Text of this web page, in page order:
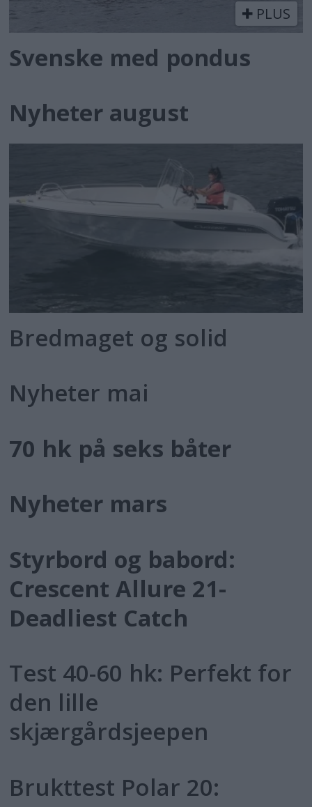
PLUS
Svenske med pondus
Nyheter august
Bredmaget og solid
Nyheter mai
70 hk på seks båter
Nyheter mars
Styrbord og babord:
Crescent Allure 21-
Deadliest Catch
Test 40-60 hk: Perfekt for
den lille
skjærgårdsjeepen
Brukttest Polar 20: